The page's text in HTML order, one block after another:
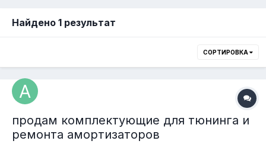
Найдено 1 результат
СОРТИРОВКА
продам комплектующие для тюнинга и
ремонта амортизаторов